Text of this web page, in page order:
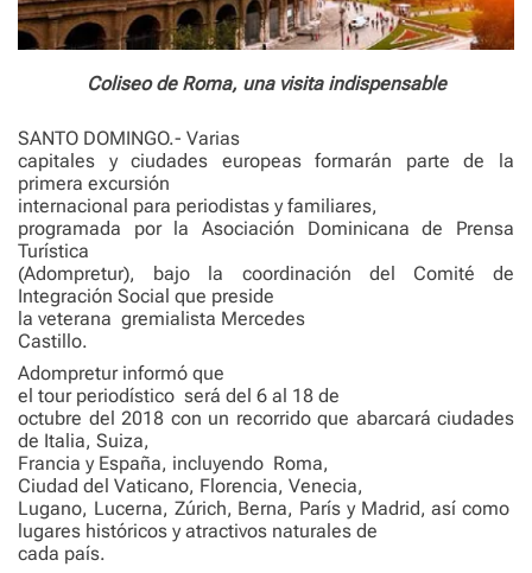
Coliseo de Roma, una visita indispensable
SANTO DOMINGO.- Varias
capitales y ciudades europeas formarán parte de la
primera excursión
internacional para periodistas y familiares,
programada por la Asociación Dominicana de Prensa
Turística
(Adompretur), bajo la coordinación del Comité de
Integración Social que preside
la veterana gremialista Mercedes
Castillo.
Adompretur informó que
el tour periodístico será del 6 al 18 de
octubre del 2018 con un recorrido que abarcará ciudades
de Italia, Suiza,
Francia y España, incluyendo Roma,
Ciudad del Vaticano, Florencia, Venecia,
Lugano, Lucerna, Zúrich, Berna, París y Madrid, así como
lugares históricos y atractivos naturales de
cada país.